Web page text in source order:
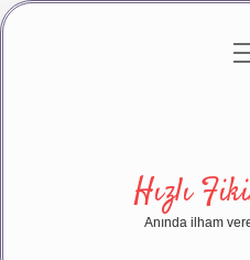
Gizlilik
Hızlı
Anında ilham